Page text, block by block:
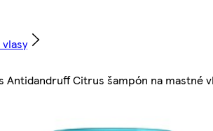
Antidandruff Citrus šampón na mastné